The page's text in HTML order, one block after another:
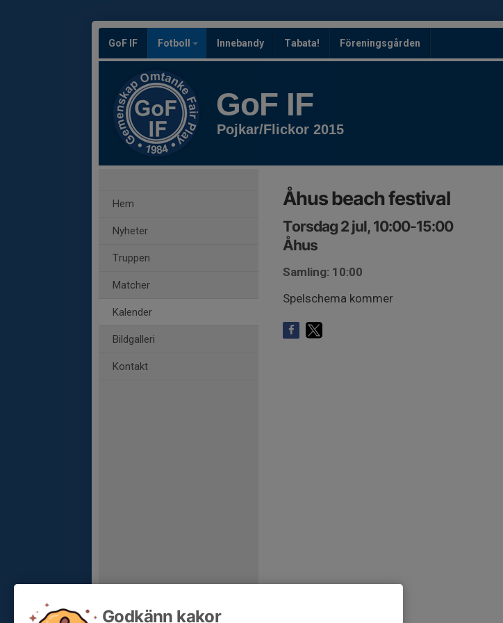
GoF IF Fotboll Innebandy Tabata! Föreningsgården
GoF IF
Pojkar/Flickor 2015
Hem
Nyheter
Truppen
Matcher
Kalender
Bildgalleri
Kontakt
Åhus beach festival
Torsdag 2 jul, 10:00-15:00
Åhus
Samling: 10:00
Spelschema kommer
Godkänn kakor